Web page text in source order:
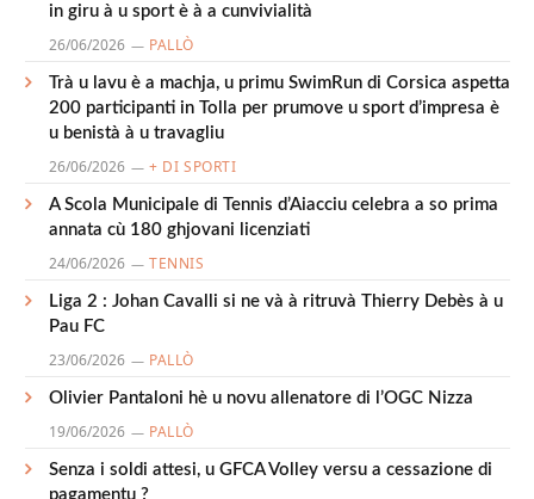
in giru à u sport è à a cunvivialità
26/06/2026 PALLÒ
Trà u lavu è a machja, u primu SwimRun di Corsica aspetta
200 participanti in Tolla per prumove u sport d’impresa è
u benistà à u travagliu
26/06/2026 + DI SPORTI
A Scola Municipale di Tennis d’Aiacciu celebra a so prima
annata cù 180 ghjovani licenziati
24/06/2026 TENNIS
Liga 2 : Johan Cavalli si ne và à ritruvà Thierry Debès à u
Pau FC
23/06/2026 PALLÒ
Olivier Pantaloni hè u novu allenatore di l’OGC Nizza
19/06/2026 PALLÒ
Senza i soldi attesi, u GFCA Volley versu a cessazione di
pagamentu ?